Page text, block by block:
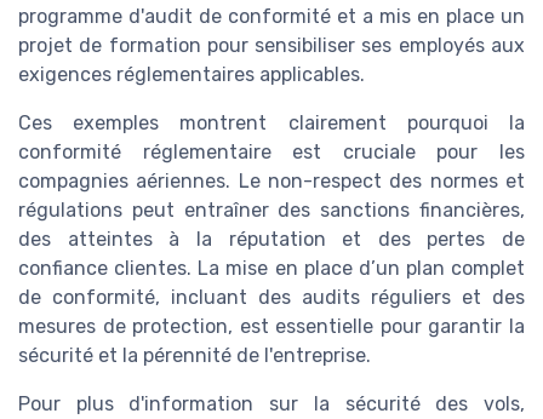
programme d'audit de conformité et a mis en place un
projet de formation pour sensibiliser ses employés aux
exigences réglementaires applicables.
Ces exemples montrent clairement pourquoi la
conformité réglementaire est cruciale pour les
compagnies aériennes. Le non-respect des normes et
régulations peut entraîner des sanctions financières,
des atteintes à la réputation et des pertes de
confiance clientes. La mise en place d’un plan complet
de conformité, incluant des audits réguliers et des
mesures de protection, est essentielle pour garantir la
sécurité et la pérennité de l'entreprise.
Pour plus d'information sur la sécurité des vols,